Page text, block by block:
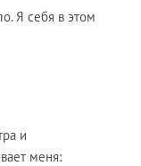
Я себя в этом
и
меня: